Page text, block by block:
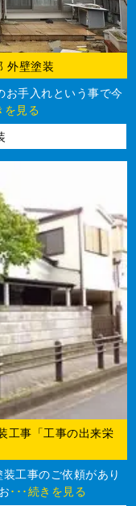
外壁塗装
手入れという事で今
を見る
工事「工事の出来栄
工事のご依頼があり
･･･続きを見る